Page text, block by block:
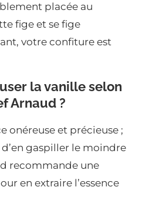
placée au
fige et se fige
votre confiture est
la vanille selon
Arnaud ?
onéreuse et précieuse ;
gaspiller le moindre
recommande une
en extraire l’essence